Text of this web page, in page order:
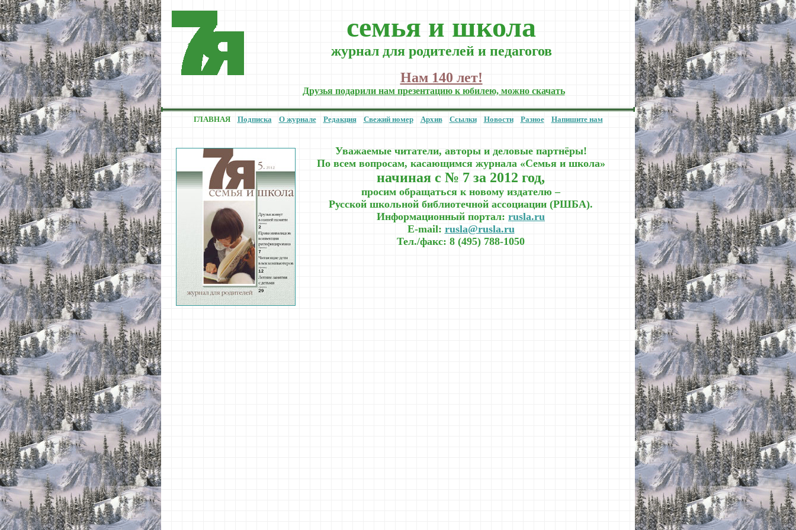
cемья и школа
журнал для родителей и педагогов
Нам 140 лет!
Друзья подарили нам презентацию к юбилею, можно скачать
ГЛАВНАЯ Подписка О журнале Редакция Свежий номер Архив Ссылки Новости Разное Напишите нам
Уважаемые читатели, авторы и деловые партнёры!
По всем вопросам, касающимся журнала «Семья и школа»
начиная с № 7 за 2012 год,
просим обращаться к новому издателю –
Русской школьной библиотечной ассоциации (РШБА).
Информационный портал: rusla.ru
E-mail: rusla@rusla.ru
Тел./факс: 8 (495) 788-1050